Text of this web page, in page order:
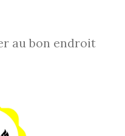
au bon endroit